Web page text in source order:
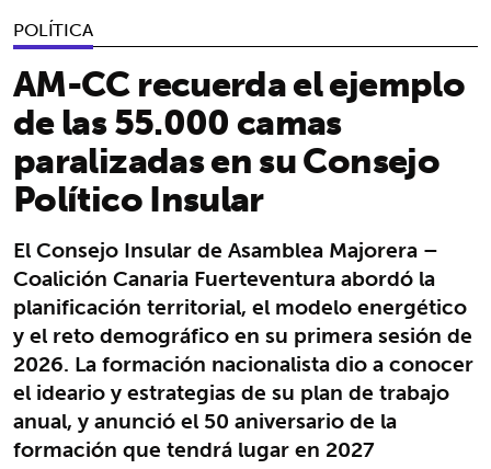
POLÍTICA
AM-CC recuerda el ejemplo
de las 55.000 camas
paralizadas en su Consejo
Político Insular
El Consejo Insular de Asamblea Majorera –
Coalición Canaria Fuerteventura abordó la
planificación territorial, el modelo energético
y el reto demográfico en su primera sesión de
2026. La formación nacionalista dio a conocer
el ideario y estrategias de su plan de trabajo
anual, y anunció el 50 aniversario de la
formación que tendrá lugar en 2027